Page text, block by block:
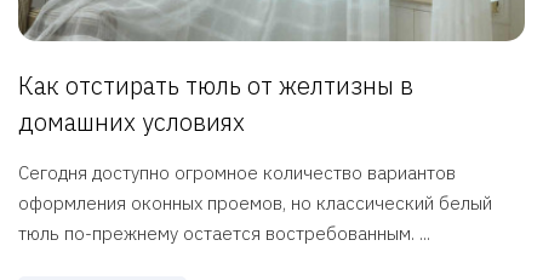
Как отстирать тюль от желтизны в
домашних условиях
Сегодня доступно огромное количество вариантов
оформления оконных проемов, но классический белый
тюль по-прежнему остается востребованным. ...